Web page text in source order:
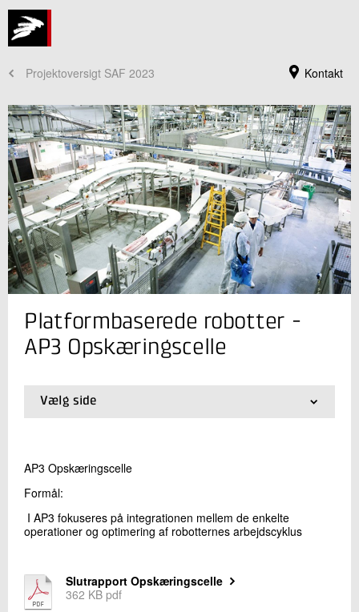
Kontakt
Projektoversigt SAF 2023
Jeg er din kontaktperson
Dennis Brandborg Nielsen
Centerchef
Bæredygtighed og Digitalisering
Send e-mail
LinkedIn
Skriv til mig
Platformbaserede robotter -
AP3 Opskæringscelle
Vælg side
01.AP1 Automatisk pudsning af mørbrad
AP3 Opskæringscelle
Formål:
I AP3 fokuseres på integrationen mellem de enkelte
operationer og optimering af robotternes arbejdscyklus
Slutrapport Opskæringscelle
362 KB pdf